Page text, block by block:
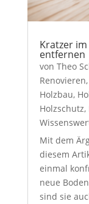
Kratzer
entfernen
von Theo
Renovieren,
Holzbau,
Holzschutz,
Mit dem
diesem
einmal
neue
sind sie